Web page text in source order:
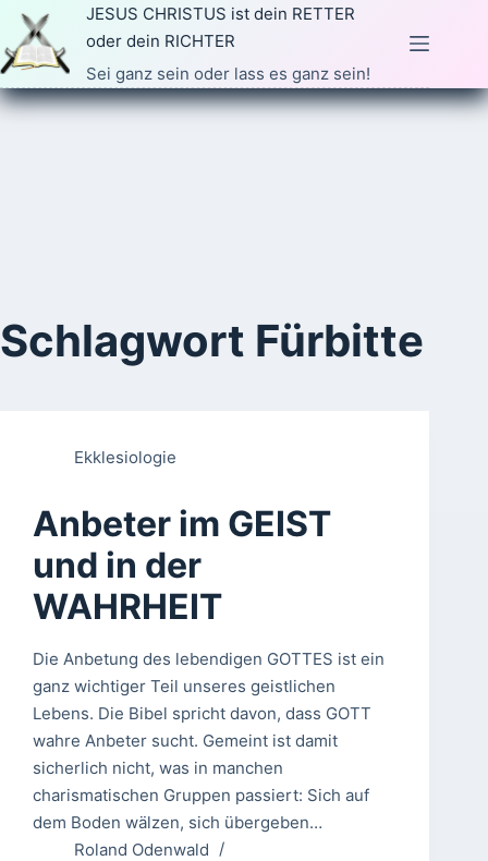
Zum
Inhalt
springen
JESUS CHRISTUS ist dein RETTER
oder dein RICHTER
Sei ganz sein oder lass es ganz sein!
Schlagwort Fürbitte
Ekklesiologie
Anbeter im GEIST
und in der
WAHRHEIT
Die Anbetung des lebendigen GOTTES ist ein
ganz wichtiger Teil unseres geistlichen
Lebens. Die Bibel spricht davon, dass GOTT
wahre Anbeter sucht. Gemeint ist damit
sicherlich nicht, was in manchen
charismatischen Gruppen passiert: Sich auf
dem Boden wälzen, sich übergeben…
Roland Odenwald